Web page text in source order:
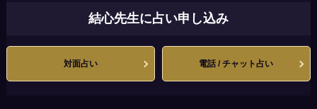
結心先生に占い申し込み
対面占い 電話 / チャット占い